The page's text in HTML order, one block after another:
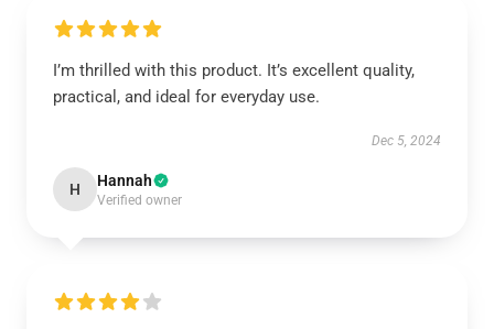
I’m thrilled with this product. It’s excellent quality,
practical, and ideal for everyday use.
Dec 5, 2024
H Hannah
Verified owner